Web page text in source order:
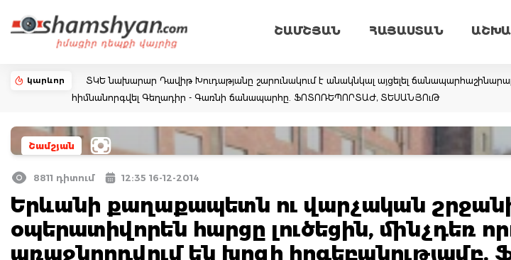
ՇԱՄՇՅԱՆ ՀԱՅԱՍՏԱՆ
կարևոր
ՏԿԵ նախարար Դավիթ Խուդաթյանը շարունակում է անակնկալ այցելել
հիմնանորգվել Գեղադիր - Գառնի ճանապարհը. ՖՈՏՈՌԵՊՈՐՏԱԺ, ՏԵՍԱՆՅՈւԹ
Շամշյան
8811 դիտում 12:35 16-12-2014
Երևանի քաղաքապետն ու վարչական
օպերատիվորեն հարցը լուծեցին, մինչդեռ
առաջնորդվում են խոզի